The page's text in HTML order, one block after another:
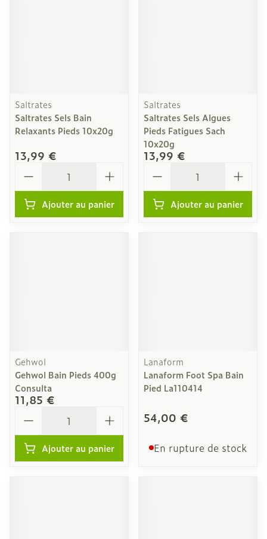
Saltrates
Saltrates Sels Bain
Relaxants Pieds 10x20g
13,99 €
Ajouter au panier
Saltrates
Saltrates Sels Algues
Pieds Fatigues Sach
10x20g
13,99 €
Ajouter au panier
Gehwol
Gehwol Bain Pieds 400g
Consulta
11,85 €
Ajouter au panier
Lanaform
Lanaform Foot Spa Bain
Pied La110414
54,00 €
En rupture de stock